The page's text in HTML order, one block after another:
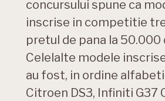
concursului spune ca
inscrise in competitie
pretul de pana la 50.000
Celelalte modele
au fost, in ordine
Citroen DS3, Infiniti G37